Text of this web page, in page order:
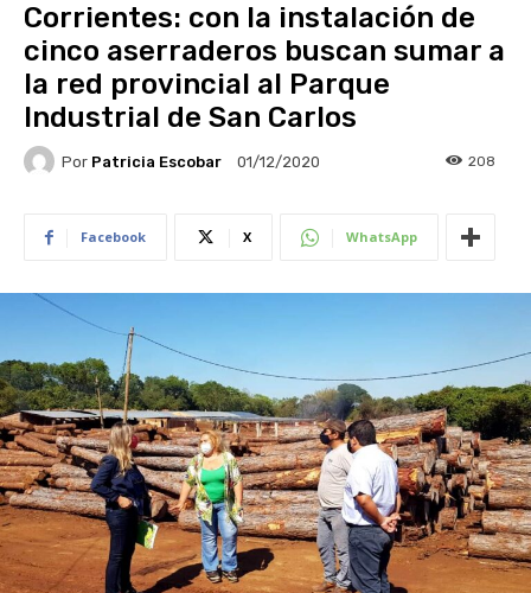
Corrientes: con la instalación de
cinco aserraderos buscan sumar a
la red provincial al Parque
Industrial de San Carlos
Por Patricia Escobar 01/12/2020 208
Facebook X WhatsApp